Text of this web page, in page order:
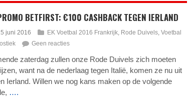
BETFIRST: €100 CASHBACK TEGEN IERLAND
juni 2016 EK Voetbal 2016 Frankrijk, Rode Duivels, Voetbal
Geen reacties
zaterdag zullen onze Rode Duivels zich moeten
want na de nederlaag tegen Italië, komen ze nu uit
Ierland. Willen we nog kans maken op de volgende
….